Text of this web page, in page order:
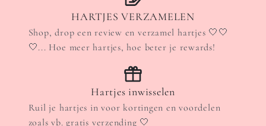
HARTJES VERZAMELEN
Shop, drop een review en verzamel hartjes 🤍🤍
🤍... Hoe meer hartjes, hoe beter je rewards!
Hartjes inwisselen
Ruil je hartjes in voor kortingen en voordelen
zoals vb. gratis verzending 🤍